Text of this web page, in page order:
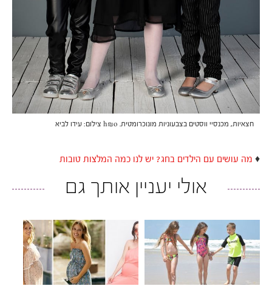
חצאיות, מכנסיי ווסטים בצבעוניות מונוכרומטית. h&o צילום: עידו לביא
♦ מה עושים עם הילדים בחג? יש לנו כמה המלצות טובות
אולי יעניין אותך גם